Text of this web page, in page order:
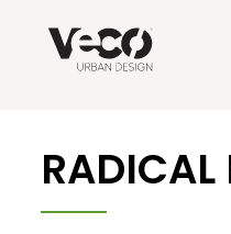
RADICAL